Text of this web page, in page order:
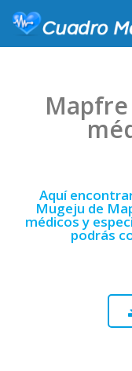
Aquí
Mugeju de
médicos y
podrás